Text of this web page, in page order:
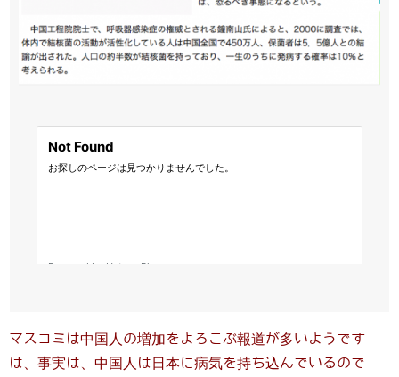
マスコミは中国人の増加をよろこぶ報道が多いようです
は、事実は、中国人は日本に病気を持ち込んでいるので